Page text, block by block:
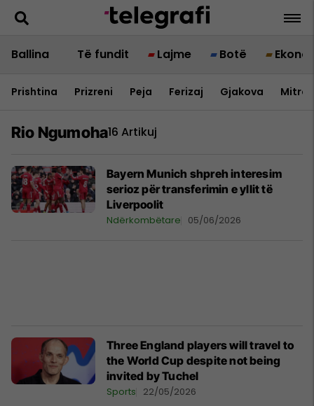
Ballina Të fundit Lajme Botë
Prishtina Prizreni Peja Ferizaj Gjakova
Rio Ngumoha16 Artikuj
Bayern Munich shpreh interesim
serioz për transferimin e yllit të
Liverpoolit
Ndërkombëtare 05/06/2026
Three England players will travel to
the World Cup despite not being
invited by Tuchel
Sports 22/05/2026